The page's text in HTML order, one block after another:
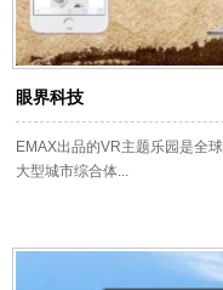
眼界科技
EMAX出品的VR主题乐园是全
大型城市综合体...